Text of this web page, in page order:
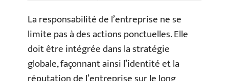
La responsabilité de l’entreprise ne se
limite pas à des actions ponctuelles. Elle
doit être intégrée dans la stratégie
globale, façonnant ainsi l’identité et la